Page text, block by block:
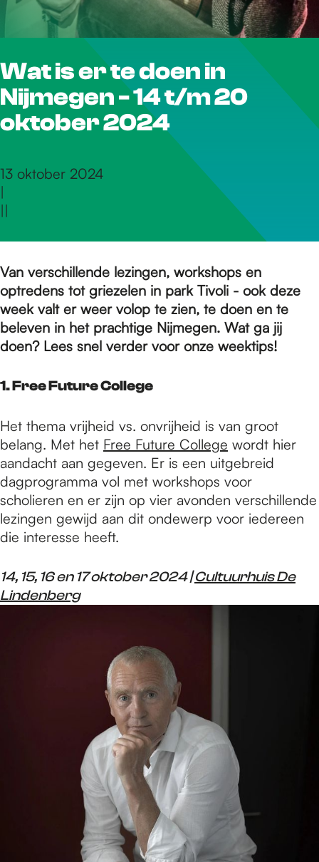
r
d
e
o
m
e
p
a
g
e
Wat is er te doen in
Nijmegen - 14 t/m 20
oktober 2024
13 oktober 2024
|
||
Van verschillende lezingen, workshops en
optredens tot griezelen in park Tivoli - ook deze
week valt er weer volop te zien, te doen en te
beleven in het prachtige Nijmegen. Wat ga jij
doen? Lees snel verder voor onze weektips!
1. Free Future College
Het thema vrijheid vs. onvrijheid is van groot
belang. Met het Free Future College wordt hier
aandacht aan gegeven. Er is een uitgebreid
dagprogramma vol met workshops voor
scholieren en er zijn op vier avonden verschillende
lezingen gewijd aan dit ondewerp voor iedereen
die interesse heeft.
14, 15, 16 en 17 oktober 2024 |Cultuurhuis De
Lindenberg